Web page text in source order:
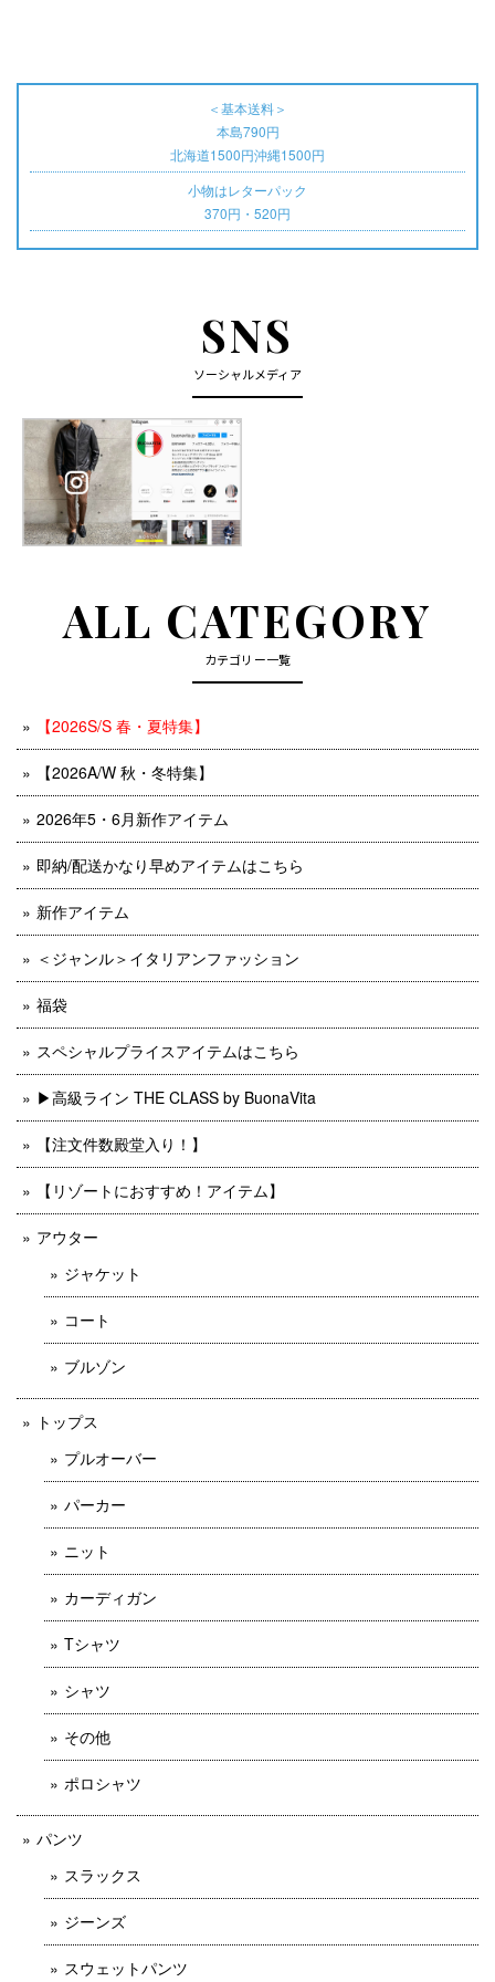
＜基本送料＞
本島790円
北海道1500円沖縄1500円
小物はレターパック
370円・520円
SNS
ソーシャルメディア
ALL CATEGORY
カテゴリー一覧
【2026S/S 春・夏特集】
【2026A/W 秋・冬特集】
2026年5・6月新作アイテム
即納/配送かなり早めアイテムはこちら
新作アイテム
＜ジャンル＞イタリアンファッション
福袋
スペシャルプライスアイテムはこちら
▶︎高級ライン THE CLASS by BuonaVita
【注文件数殿堂入り！】
【リゾートにおすすめ！アイテム】
アウター
ジャケット
コート
ブルゾン
トップス
プルオーバー
パーカー
ニット
カーディガン
Tシャツ
シャツ
その他
ポロシャツ
パンツ
スラックス
ジーンズ
スウェットパンツ